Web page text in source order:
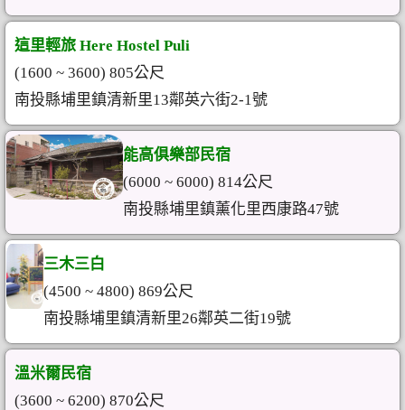
這里輕旅 Here Hostel Puli
(1600 ~ 3600) 805公尺
南投縣埔里鎮清新里13鄰英六街2-1號
能高俱樂部民宿
(6000 ~ 6000) 814公尺
南投縣埔里鎮薰化里西康路47號
三木三白
(4500 ~ 4800) 869公尺
南投縣埔里鎮清新里26鄰英二街19號
溫米爾民宿
(3600 ~ 6200) 870公尺